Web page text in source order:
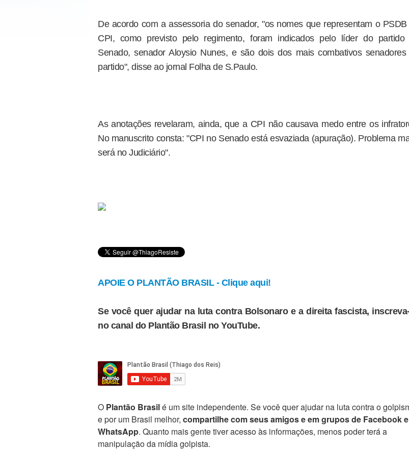
De acordo com a assessoria do senador, "os nomes que representam o
CPI, como previsto pelo regimento, foram indicados pelo líder do partido
Senado, senador Aloysio Nunes, e são dois dos mais combativos senadores
partido", disse ao jornal Folha de S.Paulo.
As anotações revelaram, ainda, que a CPI não causava medo entre os
No manuscrito consta: "CPI no Senado está esvaziada (apuração). Problema
será no Judiciário".
APOIE O PLANTÃO BRASIL - Clique aqui!
Se você quer ajudar na luta contra Bolsonaro e a direita fascista,
no canal do Plantão Brasil no YouTube.
O Plantão Brasilé um site independente. Se você quer ajudar na luta contra o
e por um Brasil melhor, compartilhe com seus amigos e em grupos de Facebook e
WhatsApp. Quanto mais gente tiver acesso às informações, menos poder terá a
manipulação da mídia golpista.